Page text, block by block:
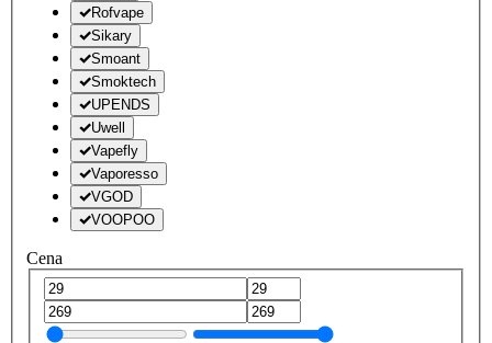
Rofvape
Sikary
Smoant
Smoktech
UPENDS
Uwell
Vapefly
Vaporesso
VGOD
VOOPOO
Cena